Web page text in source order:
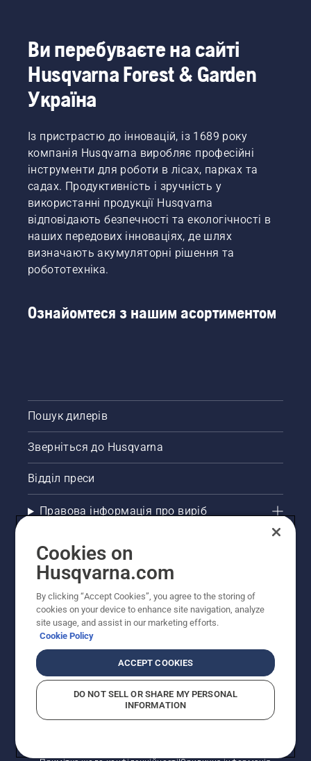
реалізування ваших прагнень.
Ви перебуваєте на сайті
Husqvarna Forest & Garden
Україна
Із пристрастю до інновацій, із 1689 року
компанія Husqvarna виробляє професійні
інструменти для роботи в лісах, парках та
садах. Продуктивність і зручність у
використанні продукції Husqvarna
відповідають безпечності та екологічності в
наших передових інноваціях, де шлях
визначають акумуляторні рішення та
робототехніка.
Ознайомтеся з нашим асортиментом
Пошук дилерів
Зверніться до Husqvarna
Відділ преси
Правова інформація про виріб
Інші сайти Husqvarna
Рекомендовані інтернет-магазини
Cookies on
Husqvarna.com
By clicking “Accept Cookies”, you agree to the storing of
cookies on your device to enhance site navigation, analyze
site usage, and assist in our marketing efforts.
Cookie Policy
ACCEPT COOKIES
DO NOT SELL OR SHARE MY PERSONAL
INFORMATION